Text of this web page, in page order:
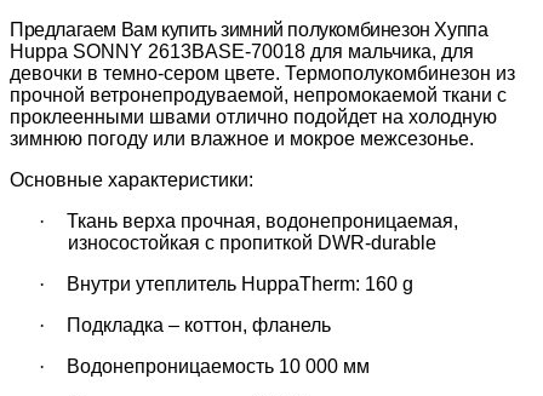
Предлагаем Вам купить зимний полукомбинезон Хуппа
Huppa SONNY 2613BASE-70018 для мальчика, для
девочки в темно-сером цвете. Термополукомбинезон из
прочной ветронепродуваемой, непромокаемой ткани с
проклеенными швами отлично подойдет на холодную
зимнюю погоду или влажное и мокрое межсезонье.
Основные характеристики:
·
Ткань верха прочная, водонепроницаемая,
износостойкая с пропиткой DWR-durable
·
Внутри утеплитель HuppaTherm: 160 g
·
Подкладка – коттон, фланель
·
Водонепроницаемость 10 000 мм